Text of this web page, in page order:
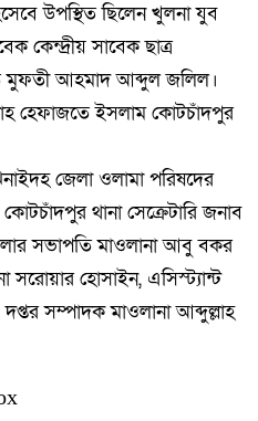
উপস্থিত ছিলেন খুলনা যুব
কেন্দ্রীয় সাবেক ছাত্র
মুফতী আহমাদ আব্দুল জলিল।
হেফাজতে ইসলাম কোটচাঁদপুর
জেলা ওলামা পরিষদের
থানা সেক্রেটারি জনাব
সভাপতি মাওলানা আবু বকর
সরোয়ার হোসাইন, এসিস্ট্যান্ট
সম্পাদক মাওলানা আব্দুল্লাহ